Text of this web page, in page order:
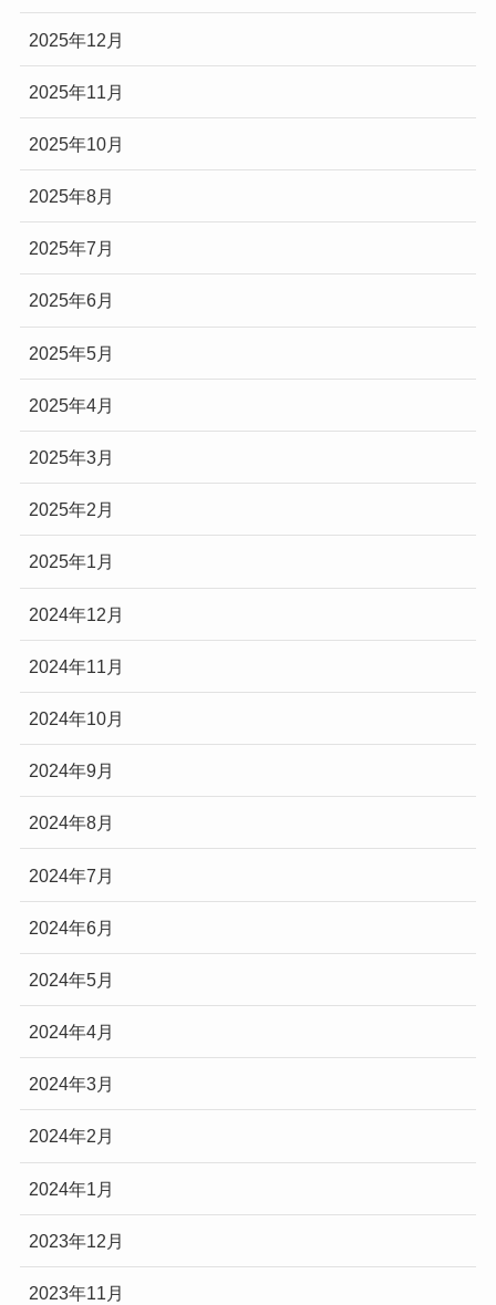
2025年12月
2025年11月
2025年10月
2025年8月
2025年7月
2025年6月
2025年5月
2025年4月
2025年3月
2025年2月
2025年1月
2024年12月
2024年11月
2024年10月
2024年9月
2024年8月
2024年7月
2024年6月
2024年5月
2024年4月
2024年3月
2024年2月
2024年1月
2023年12月
2023年11月